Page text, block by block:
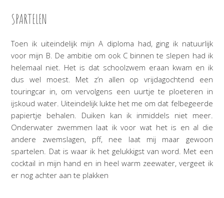
SPARTELEN
Toen ik uiteindelijk mijn A diploma had, ging ik natuurlijk
voor mijn B. De ambitie om ook C binnen te slepen had ik
helemaal niet. Het is dat schoolzwem eraan kwam en ik
dus wel moest. Met z’n allen op vrijdagochtend een
touringcar in, om vervolgens een uurtje te ploeteren in
ijskoud water. Uiteindelijk lukte het me om dat felbegeerde
papiertje behalen. Duiken kan ik inmiddels niet meer.
Onderwater zwemmen laat ik voor wat het is en al die
andere zwemslagen, pff, nee laat mij maar gewoon
spartelen. Dat is waar ik het gelukkigst van word. Met een
cocktail in mijn hand en in heel warm zeewater, vergeet ik
er nog achter aan te plakken